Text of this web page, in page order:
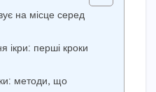
на місце серед
ікри: перші кроки
методи, що